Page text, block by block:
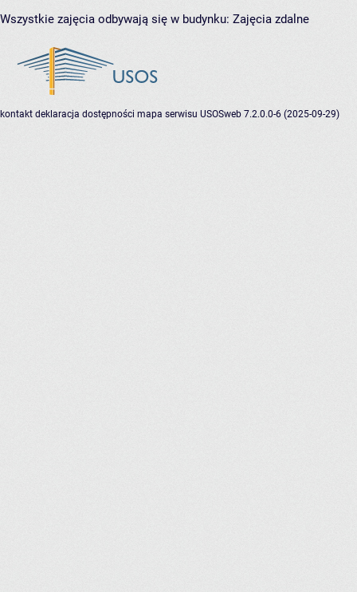
Wszystkie zajęcia odbywają się w budynku: Zajęcia zdalne
kontakt deklaracja dostępności mapa serwisu USOSweb 7.2.0.0-6 (2025-09-29)